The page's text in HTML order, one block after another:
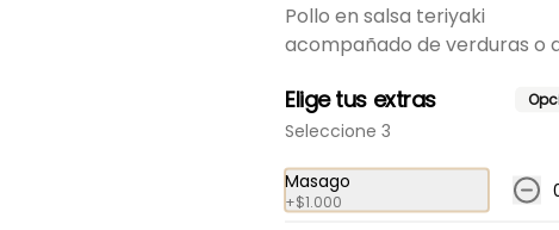
Roll Frío Ivo -20
Pollo en salsa teriyaki
acompañado de verduras o
Elige tus extras
Seleccione 3
Masago
+$1.000